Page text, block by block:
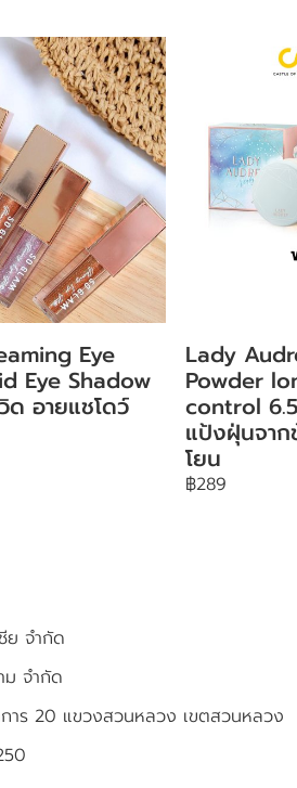
Eye
Eye Shadow
อายแชโดว์
Lady
Powder
control
แป้งฝุ่นจา
โยน
฿289
ย จำกัด
ม จำกัด
ร 20 แขวงสวนหลวง เขตสวนหลวง